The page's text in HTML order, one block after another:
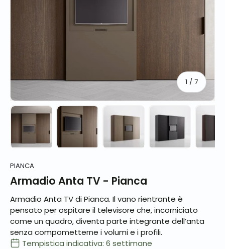
1 / di
7
PIANCA
Armadio Anta TV - Pianca
Armadio Anta TV di Pianca. Il vano rientrante è
pensato per ospitare il televisore che, incorniciato
come un quadro, diventa parte integrante dell’anta
senza compometterne i volumi e i profili.
Tempistica indicativa: 6 settimane